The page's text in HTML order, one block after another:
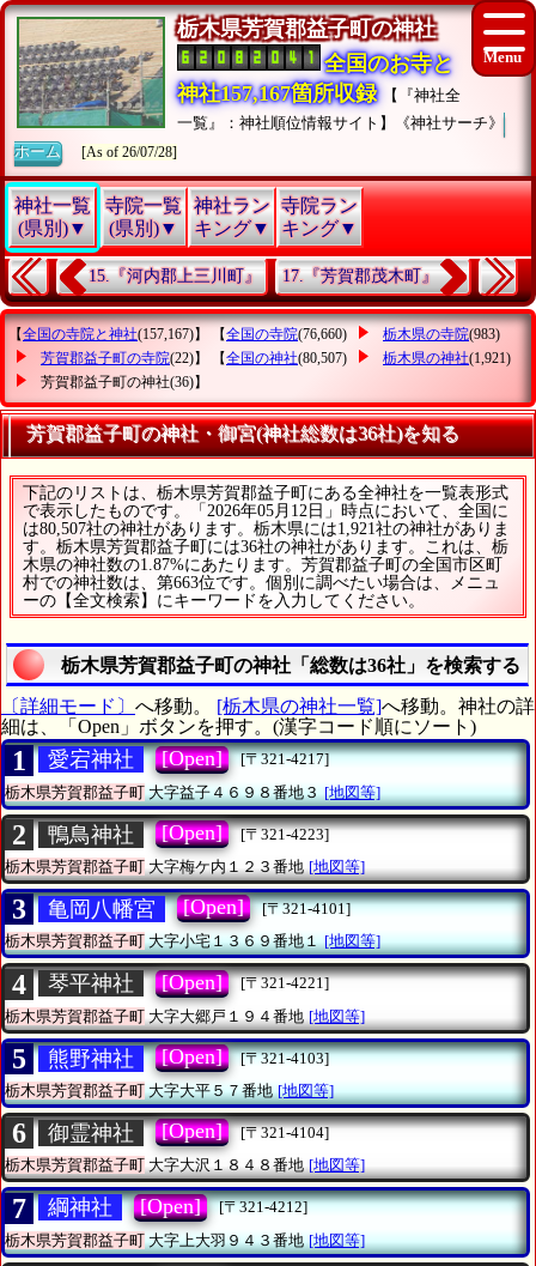
栃木県芳賀郡益子町の神社
全国のお寺と
神社157,167箇所収録
【『神社全
一覧』：神社順位情報サイト】《神社サーチ》
ホーム
[As of 26/07/28]
神社一覧
(県別)▼
寺院一覧
(県別)▼
神社ラン
キング▼
寺院ラン
キング▼
15.『河内郡上三川町』 17.『芳賀郡茂木町』
【全国の寺院と神社(157,167)】 【全国の寺院(76,660) 栃木県の寺院(983)
芳賀郡益子町の寺院(22)】 【全国の神社(80,507) 栃木県の神社(1,921)
芳賀郡益子町の神社(36)】
芳賀郡益子町の神社・御宮(神社総数は36社)を知る
下記のリストは、栃木県芳賀郡益子町にある全神社を一覧表形式
で表示したものです。「2026年05月12日」時点において、全国に
は80,507社の神社があります。栃木県には1,921社の神社がありま
す。栃木県芳賀郡益子町には36社の神社があります。これは、栃
木県の神社数の1.87%にあたります。芳賀郡益子町の全国市区町
村での神社数は、第663位です。個別に調べたい場合は、メニュ
ーの【全文検索】にキーワードを入力してください。
栃木県芳賀郡益子町の神社「総数は36社」を検索する
〔詳細モード〕 へ移動。 [栃木県の神社一覧]へ移動。神社の詳
細は、「Open」ボタンを押す。(漢字コード順にソート)
1 愛宕神社 [Open]
[〒321-4217]
栃木県芳賀郡益子町大字益子４６９８番地３ [地図等]
2 鴨鳥神社 [Open]
[〒321-4223]
栃木県芳賀郡益子町大字梅ケ内１２３番地 [地図等]
3 亀岡八幡宮 [Open]
[〒321-4101]
栃木県芳賀郡益子町大字小宅１３６９番地１ [地図等]
4 琴平神社 [Open]
[〒321-4221]
栃木県芳賀郡益子町 大字大郷戸１９４番地 [地図等]
5 熊野神社 [Open]
[〒321-4103]
栃木県芳賀郡益子町大字大平５７番地 [地図等]
6 御霊神社 [Open]
[〒321-4104]
栃木県芳賀郡益子町大字大沢１８４８番地 [地図等]
7 綱神社 [Open]
[〒321-4212]
栃木県芳賀郡益子町大字上大羽９４３番地 [地図等]